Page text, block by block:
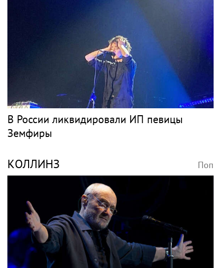
В России ликвидировали ИП певицы
Земфиры
КОЛЛИНЗ Поп